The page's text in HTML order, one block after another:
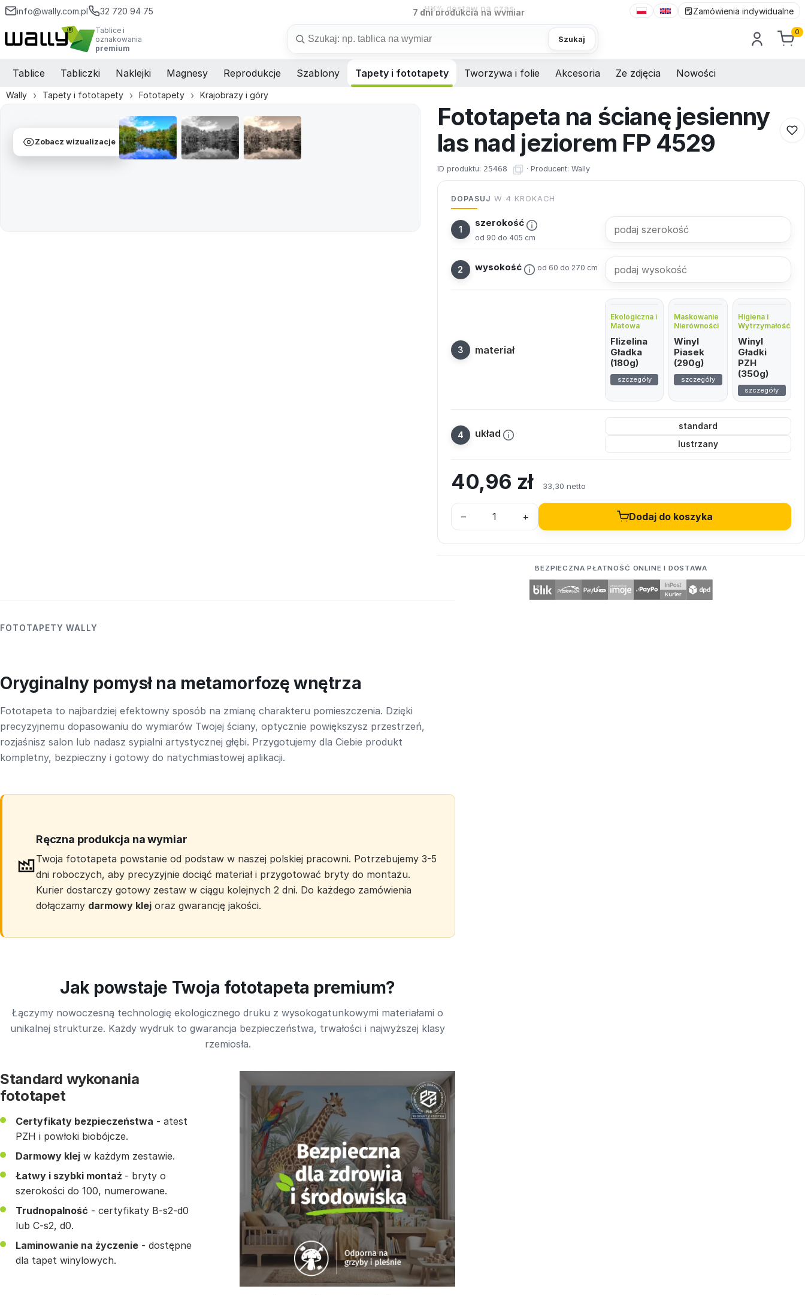
info@wally.com.pl 32 720 94 75 7 dniprodukcja na wymiar Zamówienia indywidualne
Tablice i
oznakowania
premium
Szukaj
0
Tablice Tabliczki Naklejki Magnesy Reprodukcje Szablony Tapety i fototapety Tworzywa i folie Akcesoria Ze zdjęcia Nowości
Wally Tapety i fototapety Fototapety Krajobrazy i góry
Zobacz wizualizacje
Fototapeta na ścianę jesienny
las nad jeziorem FP 4529
ID produktu: 25468 · Producent: Wally
DOPASUJ W 4 KROKACH
szerokość
od 90 do 405 cm
wysokość od 60 do 270 cm
materiał
Ekologiczna i
Matowa
Flizelina
Gładka
(180g)
szczegóły
Maskowanie
Nierówności
Winyl
Piasek
(290g)
szczegóły
Higiena i
Wytrzymałość
Winyl
Gładki
PZH
(350g)
szczegóły
układ
standard
lustrzany
40,96 zł 33,30 netto
– + Dodaj do koszyka
BEZPIECZNA PŁATNOŚĆ ONLINE I DOSTAWA
FOTOTAPETY WALLY
Oryginalny pomysł na metamorfozę wnętrza
Fototapeta to najbardziej efektowny sposób na zmianę charakteru pomieszczenia. Dzięki
precyzyjnemu dopasowaniu do wymiarów Twojej ściany, optycznie powiększysz przestrzeń,
rozjaśnisz salon lub nadasz sypialni artystycznej głębi. Przygotujemy dla Ciebie produkt
kompletny, bezpieczny i gotowy do natychmiastowej aplikacji.
Ręczna produkcja na wymiar
Twoja fototapeta powstanie od podstaw w naszej polskiej pracowni. Potrzebujemy 3-5
dni roboczych, aby precyzyjnie dociąć materiał i przygotować bryty do montażu.
Kurier dostarczy gotowy zestaw w ciągu kolejnych 2 dni. Do każdego zamówienia
dołączamy darmowy klej oraz gwarancję jakości.
Jak powstaje Twoja fototapeta premium?
Łączymy nowoczesną technologię ekologicznego druku z wysokogatunkowymi materiałami o
unikalnej strukturze. Każdy wydruk to gwarancja bezpieczeństwa, trwałości i najwyższej klasy
rzemiosła.
Standard wykonania
fototapet
Certyfikaty bezpieczeństwa - atest
PZH i powłoki biobójcze.
Darmowy klej w każdym zestawie.
Łatwy i szybki montaż - bryty o
szerokości do 100, numerowane.
Trudnopalność - certyfikaty B-s2-d0
lub C-s2, d0.
Laminowanie na życzenie - dostępne
dla tapet winylowych.